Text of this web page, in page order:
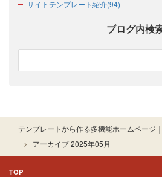
サイトテンプレート紹介(94)
ブログ内検
テンプレートから作る多機能ホームページ
アーカイブ 2025年05月
TOP